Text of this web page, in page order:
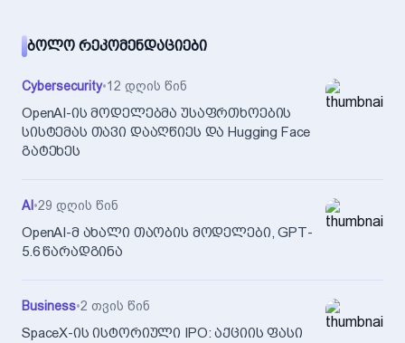
ᲑᲝᲚᲝ ᲠᲔᲙᲝᲛᲔᲜᲓᲐᲪᲘᲔᲑᲘ
Cybersecurity•12 დღის წინ
OpenAI-ის მოდელებმა უსაფრთხოების
სისტემას თავი დააღწიეს და Hugging Face
გატეხეს
AI •29 დღის წინ
OpenAI-მ ახალი თაობის მოდელები, GPT-
5.6 წარადგინა
Business•2 თვის წინ
SpaceX-ის ისტორიული IPO: აქციის ფასი